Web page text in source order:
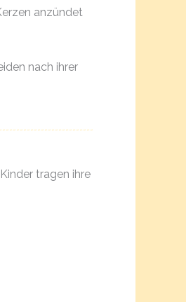
anzündet
nach ihrer
tragen ihre